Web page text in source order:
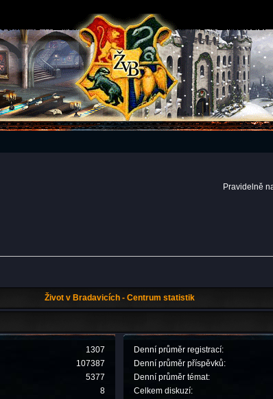
Pravidelně
Život v Bradavicích - Centrum statistik
1307
107387
5377
8
Denní průměr registrací:
Denní průměr příspěvků:
Denní průměr témat:
Celkem diskuzí: